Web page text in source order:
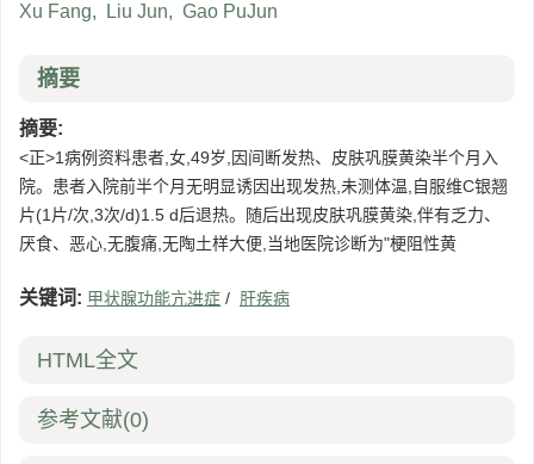
Xu Fang, Liu Jun, Gao PuJun
摘要
摘要:
<正>1病例资料患者,女,49岁,因间断发热、皮肤巩膜黄染半个月入
院。患者入院前半个月无明显诱因出现发热,未测体温,自服维C银翘
片(1片/次,3次/d)1.5 d后退热。随后出现皮肤巩膜黄染,伴有乏力、
厌食、恶心,无腹痛,无陶土样大便,当地医院诊断为"梗阻性黄
关键词: 甲状腺功能亢进症 / 肝疾病
HTML全文
参考文献(0)